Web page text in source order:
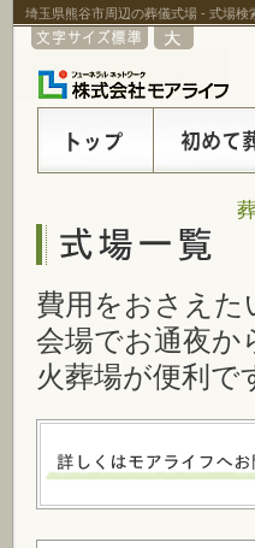
埼玉県熊谷市周辺の葬儀式場 - 式場
費用をおさえた
会場でお通夜か
火葬場が便利で